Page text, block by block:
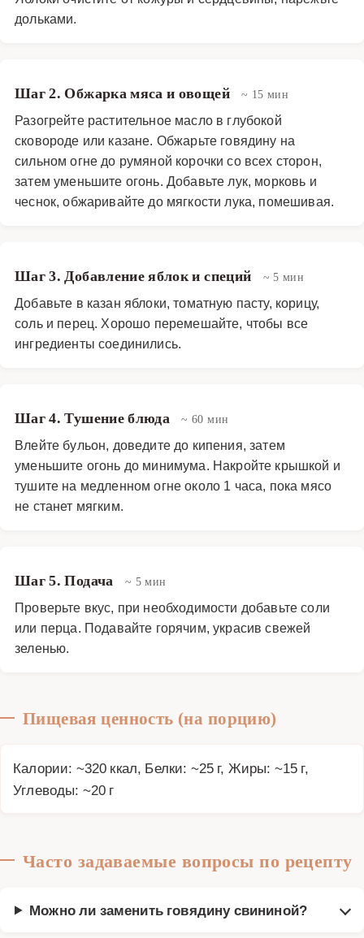
дольками.
Шаг 2. Обжарка мяса и овощей ~ 15 мин
Разогрейте растительное масло в глубокой
сковороде или казане. Обжарьте говядину на
сильном огне до румяной корочки со всех сторон,
затем уменьшите огонь. Добавьте лук, морковь и
чеснок, обжаривайте до мягкости лука, помешивая.
Шаг 3. Добавление яблок и специй ~ 5 мин
Добавьте в казан яблоки, томатную пасту, корицу,
соль и перец. Хорошо перемешайте, чтобы все
ингредиенты соединились.
Шаг 4. Тушение блюда ~ 60 мин
Влейте бульон, доведите до кипения, затем
уменьшите огонь до минимума. Накройте крышкой и
тушите на медленном огне около 1 часа, пока мясо
не станет мягким.
Шаг 5. Подача ~ 5 мин
Проверьте вкус, при необходимости добавьте соли
или перца. Подавайте горячим, украсив свежей
зеленью.
Пищевая ценность (на порцию)
Калории: ~320 ккал, Белки: ~25 г, Жиры: ~15 г,
Углеводы: ~20 г
Часто задаваемые вопросы по рецепту
Можно ли заменить говядину свининой?